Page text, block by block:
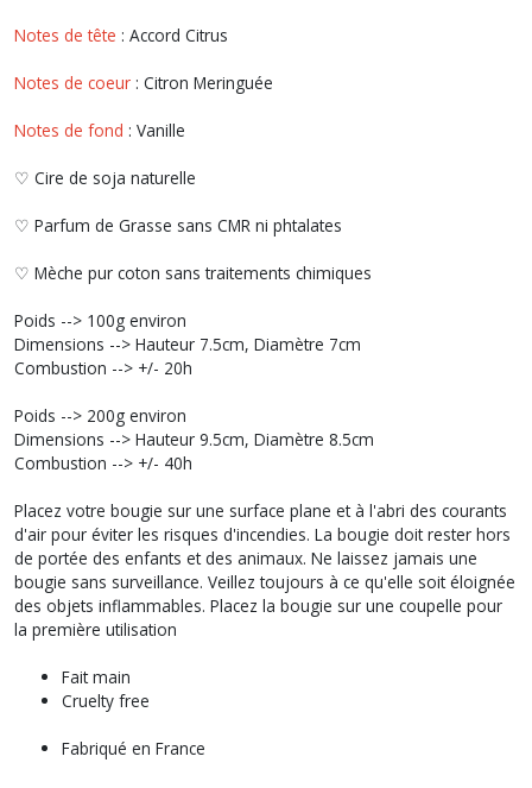
Notes de tête : Accord Citrus
Notes de coeur : Citron Meringuée
Notes de fond : Vanille
♡ Cire de soja naturelle
♡ Parfum de Grasse sans CMR ni phtalates
♡ Mèche pur coton sans traitements chimiques
Poids --> 100g environ
Dimensions --> Hauteur 7.5cm, Diamètre 7cm
Combustion --> +/- 20h
Poids --> 200g environ
Dimensions --> Hauteur 9.5cm, Diamètre 8.5cm
Combustion --> +/- 40h
Placez votre bougie sur une surface plane et à l'abri des courants
d'air pour éviter les risques d'incendies. La bougie doit rester hors
de portée des enfants et des animaux. Ne laissez jamais une
bougie sans surveillance. Veillez toujours à ce qu'elle soit éloignée
des objets inflammables. Placez la bougie sur une coupelle pour
la première utilisation
Fait main
Cruelty free
Fabriqué en France